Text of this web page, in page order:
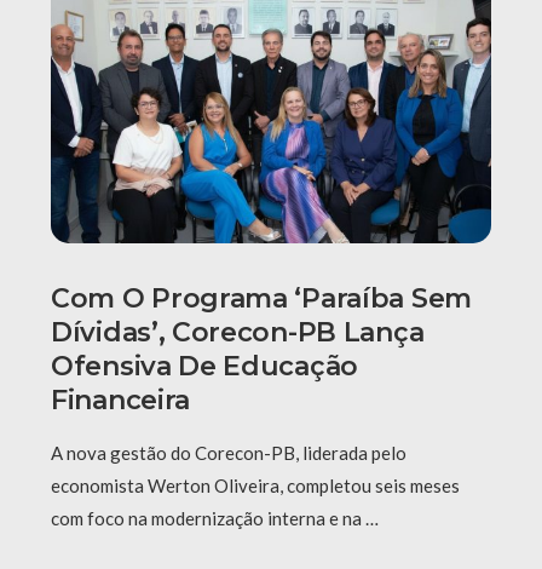
Com O Programa ‘Paraíba Sem
Dívidas’, Corecon-PB Lança
Ofensiva De Educação
Financeira
A nova gestão do Corecon-PB, liderada pelo
economista Werton Oliveira, completou seis meses
com foco na modernização interna e na …